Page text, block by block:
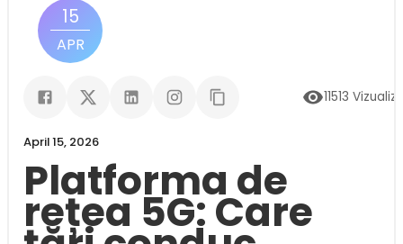
15
APR
11513
April 15, 2026
Platforma de
rețea 5G: Care